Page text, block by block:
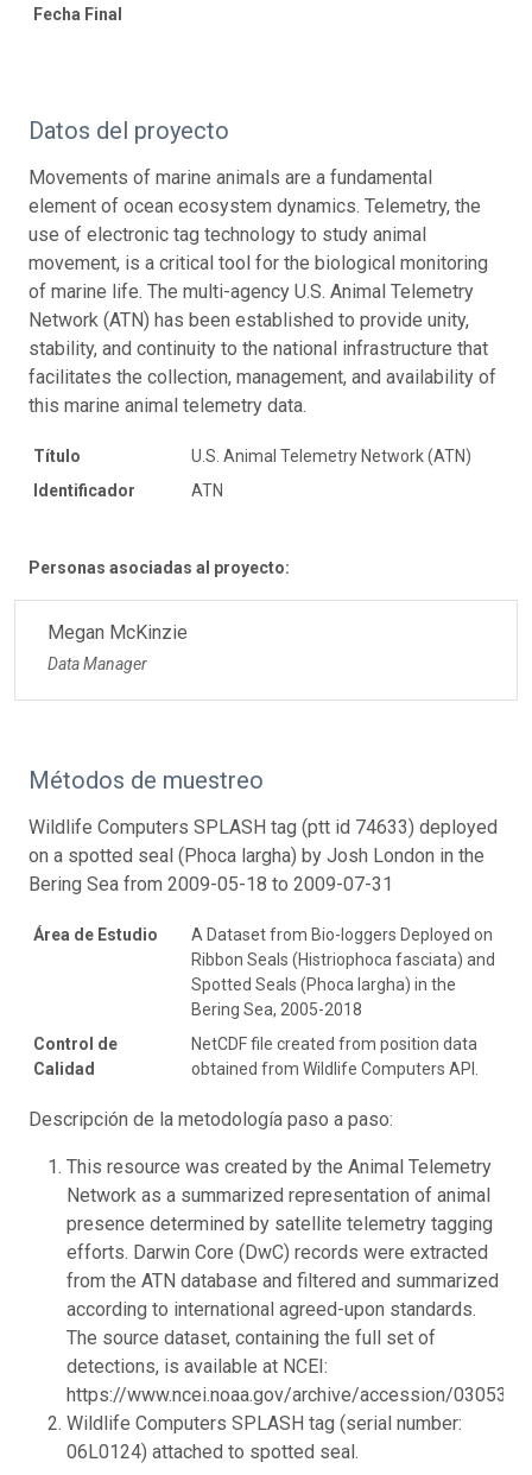
Fecha Final
Datos del proyecto
Movements of marine animals are a fundamental
element of ocean ecosystem dynamics. Telemetry, the
use of electronic tag technology to study animal
movement, is a critical tool for the biological monitoring
of marine life. The multi-agency U.S. Animal Telemetry
Network (ATN) has been established to provide unity,
stability, and continuity to the national infrastructure that
facilitates the collection, management, and availability of
this marine animal telemetry data.
Título
U.S. Animal Telemetry Network (ATN)
Identificador
ATN
Personas asociadas al proyecto:
Megan McKinzie
Data Manager
Métodos de muestreo
Wildlife Computers SPLASH tag (ptt id 74633) deployed
on a spotted seal (Phoca largha) by Josh London in the
Bering Sea from 2009-05-18 to 2009-07-31
Área de Estudio
A Dataset from Bio-loggers Deployed on
Ribbon Seals (Histriophoca fasciata) and
Spotted Seals (Phoca largha) in the
Bering Sea, 2005-2018
Control de
Calidad
NetCDF file created from position data
obtained from Wildlife Computers API.
Descripción de la metodología paso a paso:
This resource was created by the Animal Telemetry
Network as a summarized representation of animal
presence determined by satellite telemetry tagging
efforts. Darwin Core (DwC) records were extracted
from the ATN database and filtered and summarized
according to international agreed-upon standards.
The source dataset, containing the full set of
detections, is available at NCEI:
https://www.ncei.noaa.gov/archive/accession/0305313.
Wildlife Computers SPLASH tag (serial number:
06L0124) attached to spotted seal.